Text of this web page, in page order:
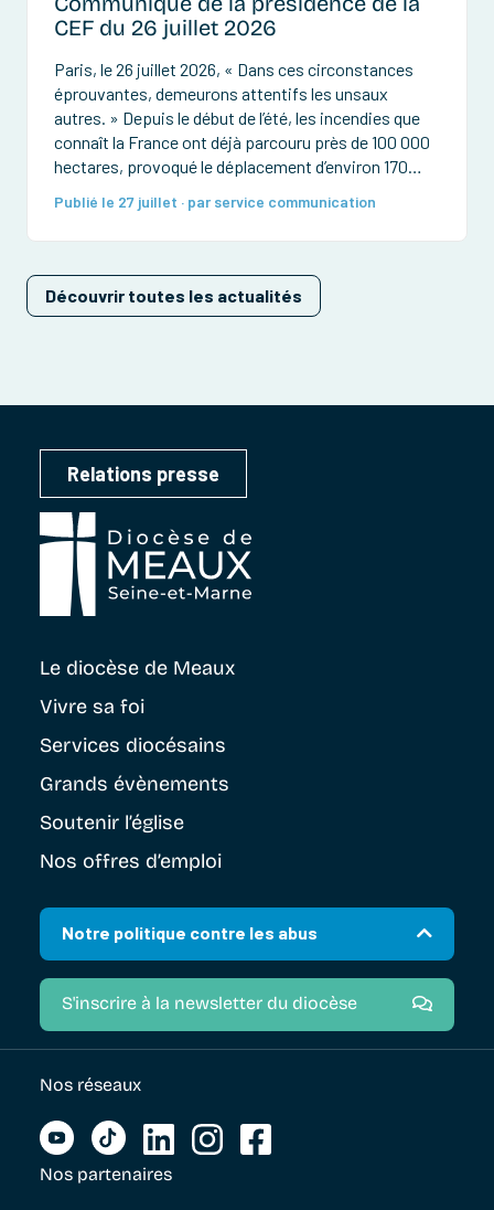
CEF du 26 juillet 2026
Paris, le 26 juillet 2026, « Dans ces circonstances
éprouvantes, demeurons attentifs les unsaux
autres. » Depuis le début de l’été, les incendies que
connaît la France ont déjà parcouru près de 100 000
hectares, provoqué le déplacement d’environ 170
habitations et forêts. Des pompiers ont été
Publié le 27 juillet · par service communication
Découvrir toutes les actualités
Relations presse
Le diocèse de Meaux
Vivre sa foi
Services diocésains
Grands évènements
Soutenir l’église
Nos offres d’emploi
Notre politique contre les abus
S'inscrire à la newsletter du diocèse
Nos réseaux
Nos partenaires